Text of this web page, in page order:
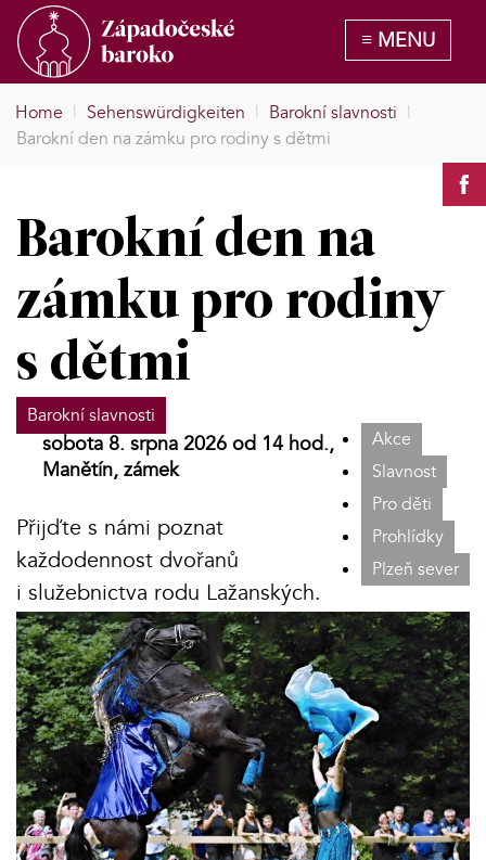
Home | Sehenswürdigkeiten | Barokní slavnosti |
Barokní den na zámku pro rodiny s dětmi
Barokní den na
zámku pro rodiny
s dětmi
Barokní slavnosti
Akce
Slavnost
Pro děti
Prohlídky
Plzeň sever
sobota 8. srpna 2026 od 14 hod.,
Manětín, zámek
Přijďte s námi poznat
každodennost dvořanů
i služebnictva rodu Lažanských.